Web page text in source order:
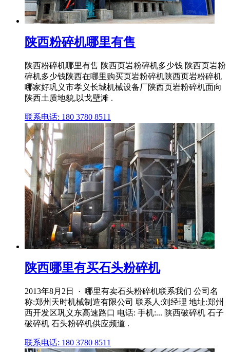
陕西粉碎机哪里有售
陕西粉碎机哪里有售 陕西页岩粉碎机多少钱 陕西页岩粉
碎机多少钱陕西在哪里购买页岩粉碎机陕西页岩粉碎机
哪家好巩义市孝义长城机械设备厂陕西页岩粉碎机面向
陕西土质地貌,以戈壁滩 .
联系电话: 180 3780 8511
陕西哪里有买石头粉碎机
2013年8月2日 · 哪里有卖石头粉碎机联系我们 公司名
称:郑州天时机械制造有限公司 联系人:刘经理 地址:郑州
西开发区巩义东高速路口 电话: 手机:... 陕西破碎机 石子
破碎机 石头粉碎机供应频道 .
联系电话: 180 3780 8511